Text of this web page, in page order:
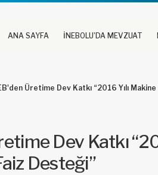
ANA SAYFA İNEBOLU’DA MEVZUAT
Üretime Dev Katkı “2016 Yılı
Dev Katkı
Desteği”